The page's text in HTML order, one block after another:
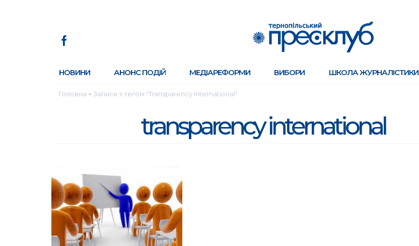
НОВИНИ АНОНС ПОДІЙ МЕДІАРЕФОРМИ ВИБОРИ ШКОЛА ЖУРНАЛІСТИКИ
Головна ● Записи з тегом "Transparency International"
transparency international